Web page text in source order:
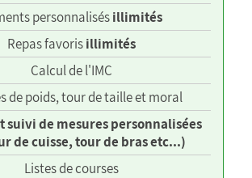
personnalisésillimités
Repas favorisillimités
Calcul de l'IMC
de poids, tour de taille et moral
suivi de mesures personnalisées
de cuisse, tour de bras etc...)
Listes de courses